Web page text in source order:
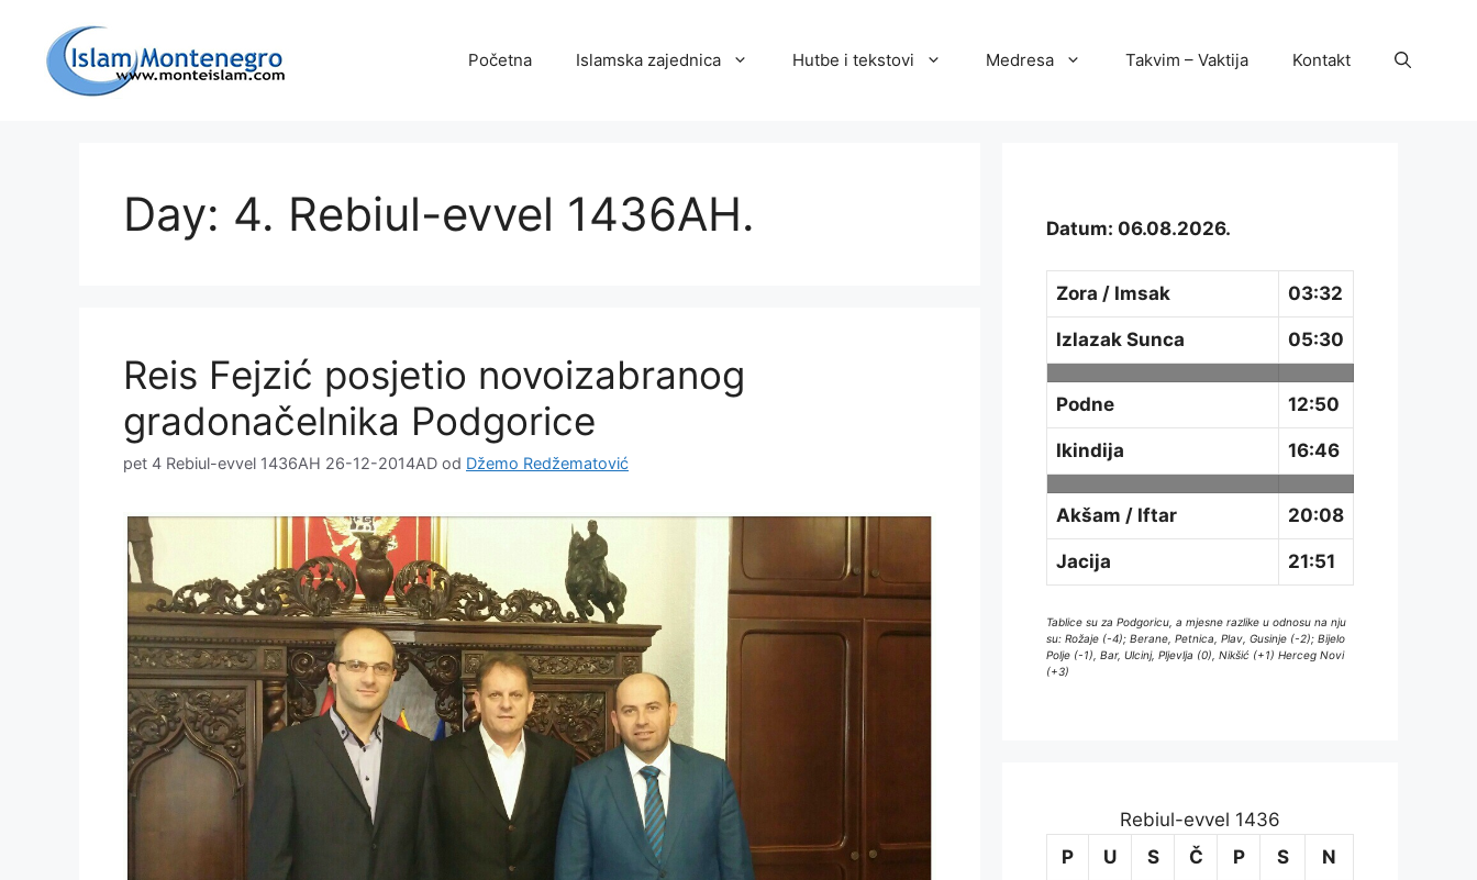
sadržaj
Početna Islamska zajednica Hutbe i tekstovi Medresa Takvim – Vaktija Kontakt
Day: 4. Rebiul-evvel 1436AH.
Reis Fejzić posjetio novoizabranog
gradonačelnika Podgorice
pet 4 Rebiul-evvel 1436AH 26-12-2014AD od Džemo Redžematović
Datum: 06.08.2026.
Zora / Imsak 03:32
Izlazak Sunca 05:30
Podne 12:50
Ikindija 16:46
Akšam / Iftar 20:08
Jacija 21:51
Tablice su za Podgoricu, a mjesne razlike u odnosu na nju
su: Rožaje (-4); Berane, Petnica, Plav, Gusinje (-2); Bijelo
Polje (-1), Bar, Ulcinj, Pljevlja (0), Nikšić (+1) Herceg Novi
(+3)
Rebiul-evvel 1436
P
U S Č P S N